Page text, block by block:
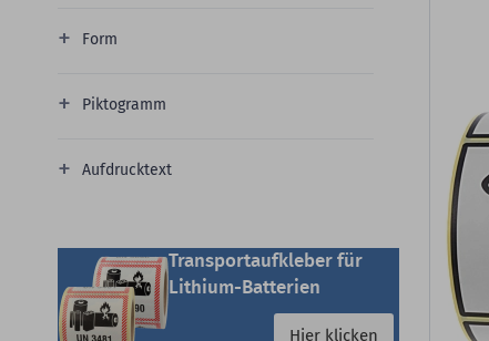
Form
Piktogramm
Aufdrucktext
Transportaufkleber für
Lithium-Batterien
Hier klicken